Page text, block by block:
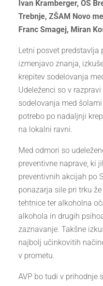
Ivan Kramberger, OŠ
Trebnje, ZŠAM Novo
Franc Smagej, Miran
Letni posvet
izmenjavo znanja,
krepitev sodelovanja
Udeleženci so v
sodelovanja med
potrebo po nadaljnji
na lokalni ravni.
Med odmori so
preventivne naprave, ki
preventivnih akcijah po
ponazarja sile pri trku
tehtnice ter alkoholna
alkohola in drugih
zaznavanje. Takšne
najbolj učinkovitih
v prometu.
AVP bo tudi v prihodnje